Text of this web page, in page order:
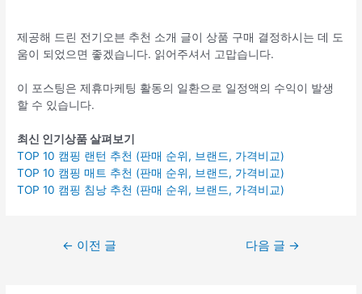
제공해 드린 전기오븐 추천 소개 글이 상품 구매 결정하시는 데 도
움이 되었으면 좋겠습니다. 읽어주셔서 고맙습니다.
이 포스팅은 제휴마케팅 활동의 일환으로 일정액의 수익이 발생
할 수 있습니다.
최신 인기상품 살펴보기
TOP 10 캠핑 랜턴 추천 (판매 순위, 브랜드, 가격비교)
TOP 10 캠핑 매트 추천 (판매 순위, 브랜드, 가격비교)
TOP 10 캠핑 침낭 추천 (판매 순위, 브랜드, 가격비교)
← 이전 글 다음 글 →